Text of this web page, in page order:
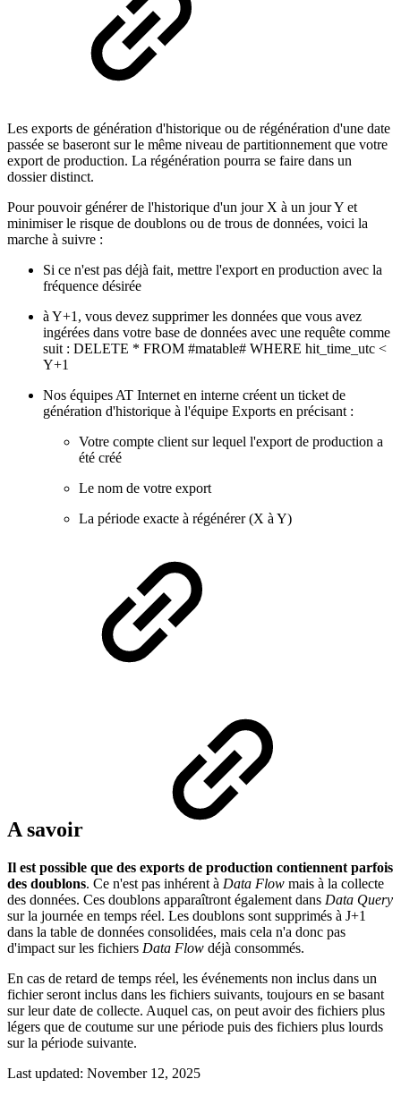
Les exports de génération d'historique ou de régénération d'une date
passée se baseront sur le même niveau de partitionnement que votre
export de production. La régénération pourra se faire dans un
dossier distinct.
Pour pouvoir générer de l'historique d'un jour X à un jour Y et
minimiser le risque de doublons ou de trous de données, voici la
marche à suivre :
Si ce n'est pas déjà fait, mettre l'export en production avec la
fréquence désirée
à Y+1, vous devez supprimer les données que vous avez
ingérées dans votre base de données avec une requête comme
suit : DELETE * FROM #matable# WHERE hit_time_utc <
Y+1
Nos équipes AT Internet en interne créent un ticket de
génération d'historique à l'équipe Exports en précisant :
Votre compte client sur lequel l'export de production a
été créé
Le nom de votre export
La période exacte à régénérer (X à Y)
A savoir
Il est possible que des exports de production contiennent parfois
des doublons. Ce n'est pas inhérent à Data Flow mais à la collecte
des données. Ces doublons apparaîtront également dans Data Query
sur la journée en temps réel. Les doublons sont supprimés à J+1
dans la table de données consolidées, mais cela n'a donc pas
d'impact sur les fichiers Data Flow déjà consommés.
En cas de retard de temps réel, les événements non inclus dans un
fichier seront inclus dans les fichiers suivants, toujours en se basant
sur leur date de collecte. Auquel cas, on peut avoir des fichiers plus
légers que de coutume sur une période puis des fichiers plus lourds
sur la période suivante.
Last updated: November 12, 2025